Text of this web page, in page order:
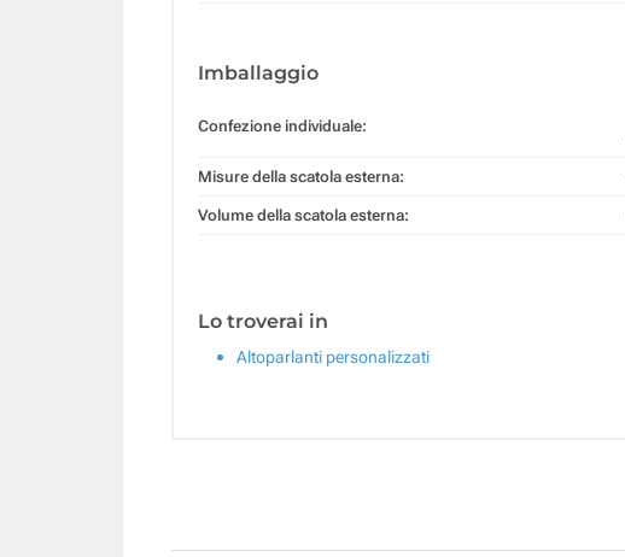
Imballaggio
Confezione individuale:
Misure della scatola esterna:
Volume della scatola esterna:
Lo troverai in
Altoparlanti personalizzati